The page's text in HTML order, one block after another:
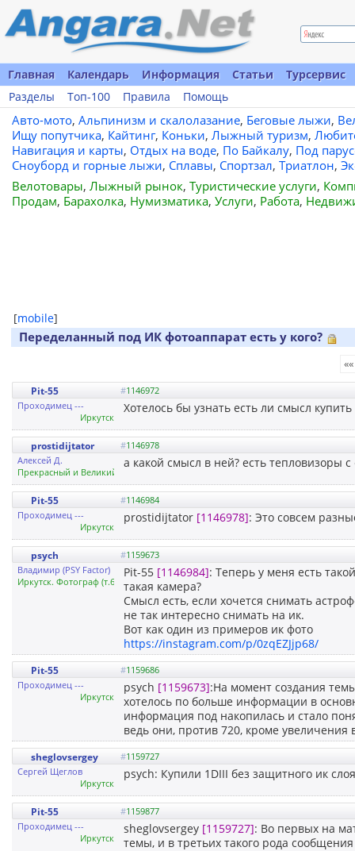
Главная Календарь Информация Статьи
Турсервис
Разделы
Топ-100 Правила Помощь
Авто-мото, Альпинизм и скалолазание, Беговые лыжи,
Ищу попутчика, Кайтинг, Коньки, Лыжный туризм,
Навигация и карты, Отдых на воде, По Байкалу, Под
Сноуборд и горные лыжи, Сплавы, Спортзал, Триатлон,
Велотовары, Лыжный рынок, Туристические услуги,
Продам, Барахолка, Нумизматика, Услуги, Работа,
[mobile]
Переделанный под ИК фотоаппарат есть у кого?
««
Pit-55 #1146972
Проходимец ---
Иркутск
Хотелось бы узнать есть ли смысл
prostidijtator #1146978
Алексей Д.
Прекрасный и Великий Иркутск
а какой смысл в ней? есть тепловизоры
Pit-55 #1146984
Проходимец ---
Иркутск
prostidijtator [1146978]: Это совсем
psych #1159673
Владимир (PSY Factor)
Иркутск. Фотограф (т.626605)
Pit-55 [1146984]: Теперь у меня есть
такая камера?
Смысл есть, если хочется снимать
не так интересно снимать на ик.
Вот как один из примеров ик фото
https://instagram.com/p/0zqEZJjp68/
Pit-55 #1159686
Проходимец ---
Иркутск
psych [1159673]:На момент создания
хотелось по больше информации в
информация под накопилась и стало
ведь они, против 720, кроме
sheglovsergey #1159727
Сергей Щеглов
Иркутск
psych: Купили 1DIII без защитного ик
Pit-55 #1159877
Проходимец ---
Иркутск
sheglovsergey [1159727]: Во первых на
темы, и в третьих такого рода